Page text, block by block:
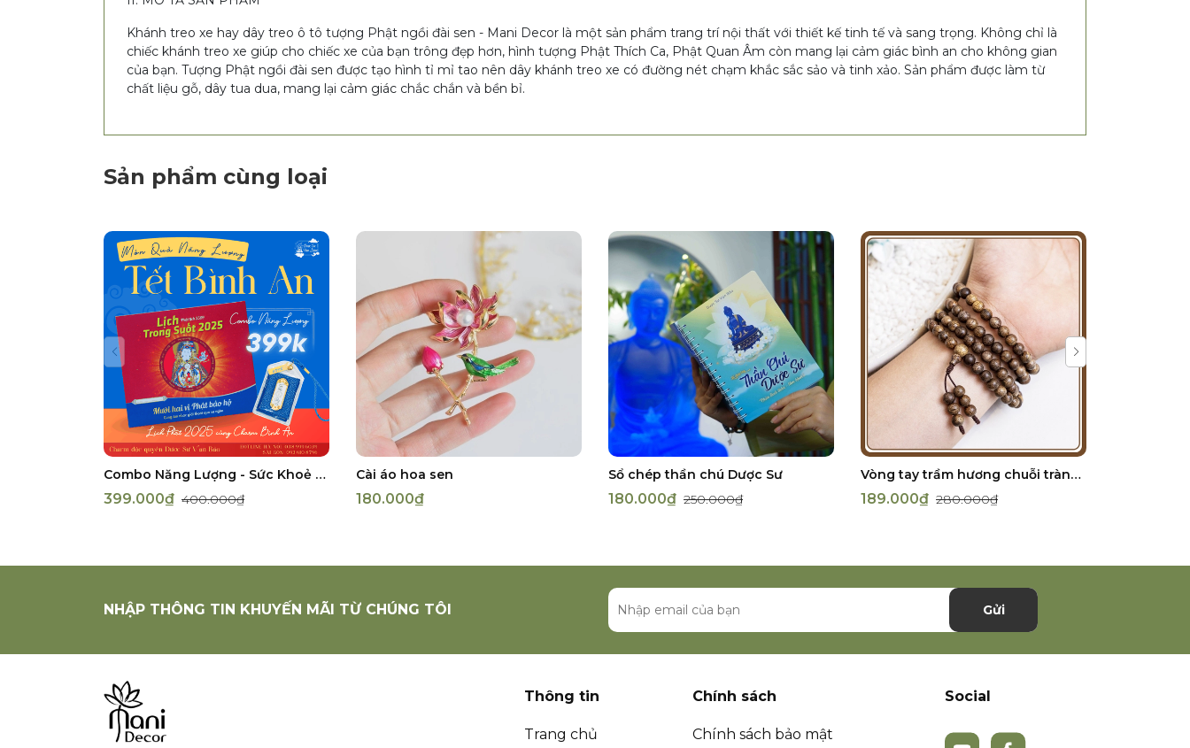
Khánh treo xe hay dây treo ô tô tượng Phật ngồi đài sen - Mani Decor là một sản phẩm trang trí nội thất với thiết kế tinh tế và sang trọng. Không chỉ là
chiếc khánh treo xe giúp cho chiếc xe của bạn trông đẹp hơn, hình tượng Phật Thích Ca, Phật Quan Âm còn mang lại cảm giác bình an cho không gian
của bạn. Tượng Phật ngồi đài sen được tạo hình tỉ mỉ tao nên dây khánh treo xe có đường nét chạm khắc sắc sảo và tinh xảo. Sản phẩm được làm từ
chất liệu gỗ, dây tua dua, mang lại cảm giác chắc chắn và bền bỉ.
Sản phẩm cùng loại
Combo Năng Lượng - Sức Khoẻ - Năm Mới
399.000₫ 400.000₫
Cài áo hoa sen
180.000₫
Sổ chép thần chú Dược Sư
180.000₫ 250.000₫
Vòng tay trầm hương chuỗi tràng 108 hạt
189.000₫ 280.000₫
NHẬP THÔNG TIN KHUYẾN MÃI TỪ CHÚNG TÔI Gửi
Thông tin
Trang chủ
Chính sách
Chính sách bảo mật
Social